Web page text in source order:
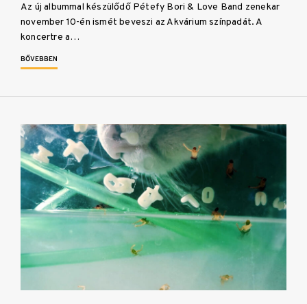
Az új albummal készülődő Pétefy Bori & Love Band zenekar
november 10-én ismét beveszi az Akvárium színpadát. A
koncertre a…
BŐVEBBEN